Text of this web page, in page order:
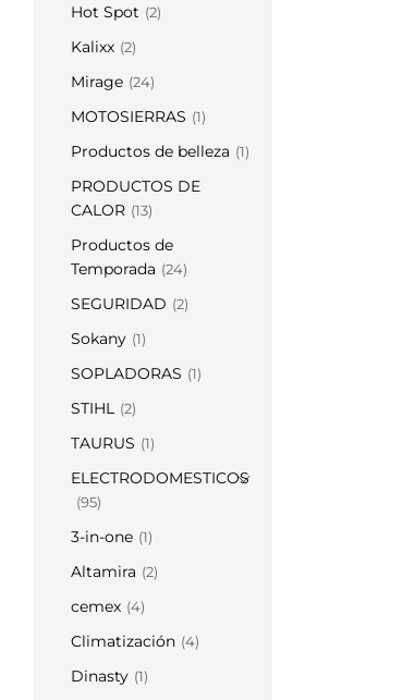
Hot Spot (2)
Kalixx (2)
Mirage (24)
MOTOSIERRAS (1)
Productos de belleza (1)
PRODUCTOS DE
CALOR (13)
Productos de
Temporada (24)
SEGURIDAD (2)
Sokany (1)
SOPLADORAS (1)
STIHL (2)
TAURUS (1)
ELECTRODOMESTICOS
(95)
3-in-one (1)
Altamira (2)
cemex (4)
Climatización (4)
Dinasty (1)